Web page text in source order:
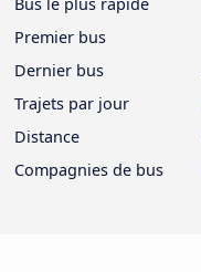
Premier bus
Dernier bus
Trajets par jour
Distance
Compagnies de bus